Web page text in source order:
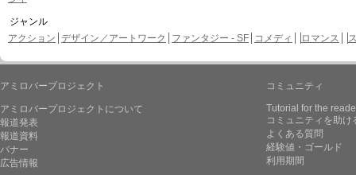
ジャンル
アクション デザイン／アートワーク ファンタジー - SF コメディ ロマンス
アミロバープロジェクト
アミロバープロジェクトについて
報道発表
報道資料
バナー
広告情報
コミュニティ
Tutorial for the
コミュニティを助け
よくある質問
経験値・ゴールド
利用期間